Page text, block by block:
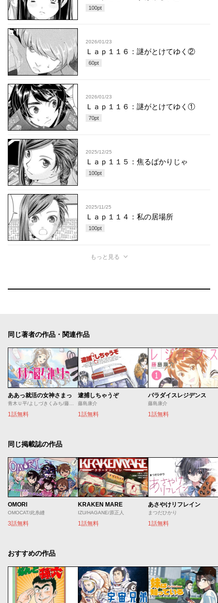
100pt
2026/01/23
Ｌａｐ１１６：謎がとけてゆく②
60pt
2026/01/23
Ｌａｐ１１６：謎がとけてゆく①
70pt
2025/12/25
Ｌａｐ１１５：焦るばかりじゃ
100pt
2025/11/25
Ｌａｐ１１４：私の居場所
100pt
もっと見る
同じ著者の作品・関連作品
ああっ就活の女神さまっ
1話無料
逮捕しちゃうぞ
藤島康介
1話無料
パラダイスレジデンス
藤島康介
1話無料
同じ掲載誌の作品
OMORI
OMOCAT/此糸縫
3話無料
KRAKEN MARE
IZU/HAGANE/原正人
1話無料
あさやけリフレイン
まつだひかり
1話無料
おすすめの作品